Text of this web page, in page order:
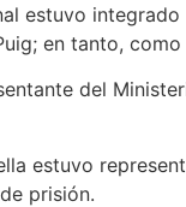
estuvo
en tanto,
del
estuvo
prisión.